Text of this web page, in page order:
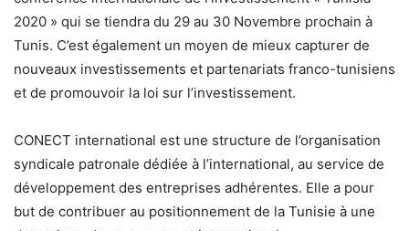
2020 » qui se tiendra du 29 au 30 Novembre prochain à
Tunis. C’est également un moyen de mieux capturer de
nouveaux investissements et partenariats franco-tunisiens
et de promouvoir la loi sur l’investissement.
CONECT international est une structure de l’organisation
syndicale patronale dédiée à l’international, au service de
développement des entreprises adhérentes. Elle a pour
but de contribuer au positionnement de la Tunisie à une